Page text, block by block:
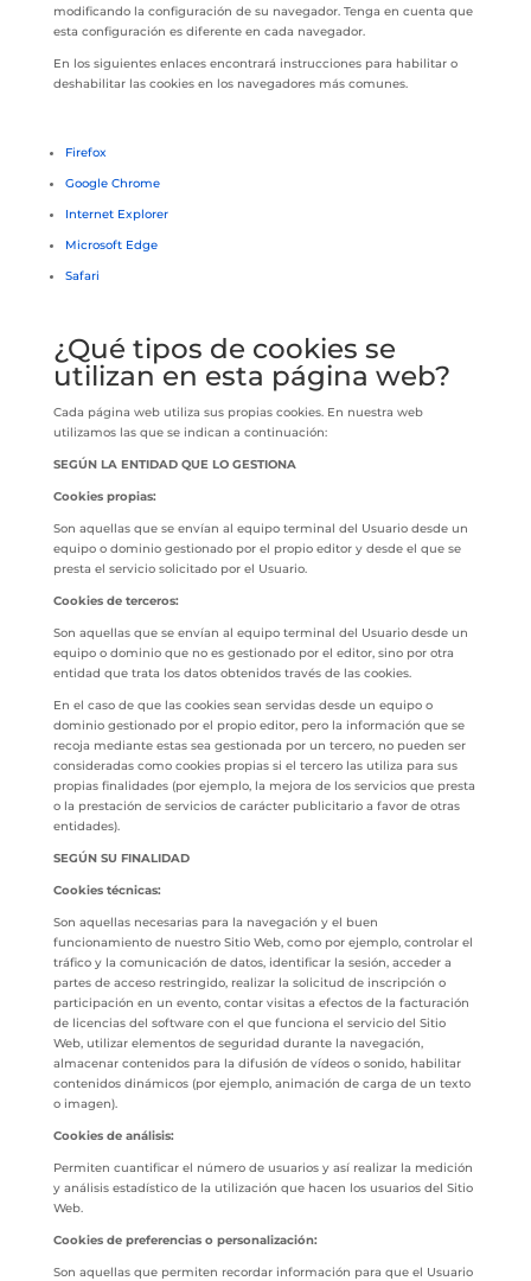
modificando la configuración de su navegador. Tenga en cuenta que
esta configuración es diferente en cada navegador.
En los siguientes enlaces encontrará instrucciones para habilitar o
deshabilitar las cookies en los navegadores más comunes.
Firefox
Google Chrome
Internet Explorer
Microsoft Edge
Safari
¿Qué tipos de cookies se
utilizan en esta página web?
Cada página web utiliza sus propias cookies. En nuestra web
utilizamos las que se indican a continuación:
SEGÚN LA ENTIDAD QUE LO GESTIONA
Cookies propias:
Son aquellas que se envían al equipo terminal del Usuario desde un
equipo o dominio gestionado por el propio editor y desde el que se
presta el servicio solicitado por el Usuario.
Cookies de terceros:
Son aquellas que se envían al equipo terminal del Usuario desde un
equipo o dominio que no es gestionado por el editor, sino por otra
entidad que trata los datos obtenidos través de las cookies.
En el caso de que las cookies sean servidas desde un equipo o
dominio gestionado por el propio editor, pero la información que se
recoja mediante estas sea gestionada por un tercero, no pueden ser
consideradas como cookies propias si el tercero las utiliza para sus
propias finalidades (por ejemplo, la mejora de los servicios que presta
o la prestación de servicios de carácter publicitario a favor de otras
entidades).
SEGÚN SU FINALIDAD
Cookies técnicas:
Son aquellas necesarias para la navegación y el buen
funcionamiento de nuestro Sitio Web, como por ejemplo, controlar el
tráfico y la comunicación de datos, identificar la sesión, acceder a
partes de acceso restringido, realizar la solicitud de inscripción o
participación en un evento, contar visitas a efectos de la facturación
de licencias del software con el que funciona el servicio del Sitio
Web, utilizar elementos de seguridad durante la navegación,
almacenar contenidos para la difusión de vídeos o sonido, habilitar
contenidos dinámicos (por ejemplo, animación de carga de un texto
o imagen).
Cookies de análisis:
Permiten cuantificar el número de usuarios y así realizar la medición
y análisis estadístico de la utilización que hacen los usuarios del Sitio
Web.
Cookies de preferencias o personalización:
Son aquellas que permiten recordar información para que el Usuario